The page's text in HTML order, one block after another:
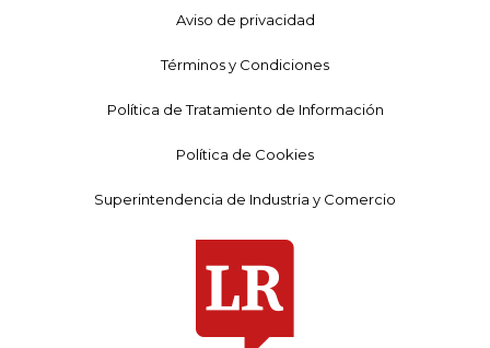
Aviso de privacidad
Términos y Condiciones
Política de Tratamiento de Información
Política de Cookies
Superintendencia de Industria y Comercio